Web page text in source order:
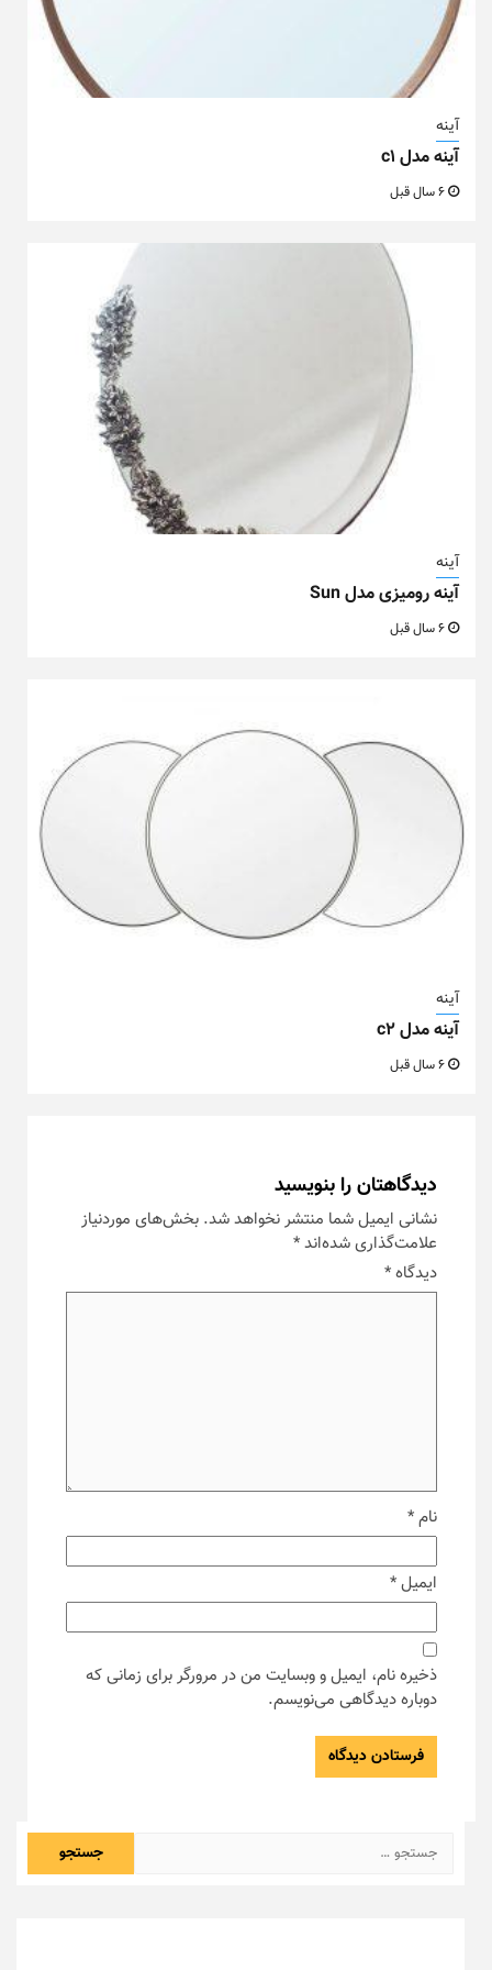
آینه
آینه مدل c1
آینه
آینه رومیزی مدل Sun
آینه
آینه مدل c2
دیدگاهتان را بنویسید
نشانی ایمیل شما منتشر نخواهد شد. بخش‌های موردنیاز
علامت‌گذاری شده‌اند*
دیدگاه*
نام*
ایمیل*
ذخیره نام، ایمیل و وبسایت من در مرورگر برای زمانی که
دوباره دیدگاهی می‌نویسم.
جستجو
برای: